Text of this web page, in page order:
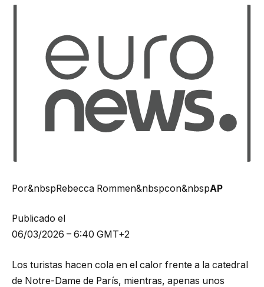
Por&nbspRebecca Rommen&nbspcon&nbspAP
Publicado el
06/03/2026 – 6:40 GMT+2
Los turistas hacen cola en el calor frente a la catedral
de Notre-Dame de París, mientras, apenas unos